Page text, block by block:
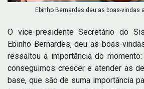
Ebinho Bernardes deu as boas-vindas
O vice-presidente Secretário do
Ebinho Bernardes, deu as boas-
ressaltou a importância do
conseguimos crescer e atender as
base, que são de suma importância